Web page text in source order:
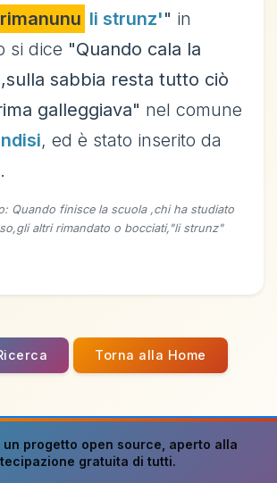
rimanunu li strunz'" in
si dice "Quando cala la
sabbia resta tutto ciò
galleggiava" nel comune
, ed è stato inserito da
.
Quando finisce la scuola ,chi ha studiato
altri rimandato o bocciati,"li strunz"
Torna alla Home
un progetto open source , aperto alla
gratuita di tutti.